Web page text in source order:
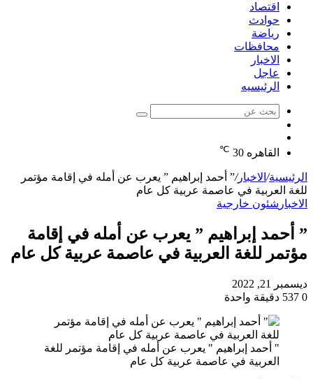
اقتصاد
حوادث
رياضة
محافظات
الاخبار
عاجل
الرئيسيه
بحث
عشوائي
القاهره 30
℃
الرئيسية/ الاخبار/” أحمد إبراهيم ” يعرب عن أمله في إقامة مؤتمر
للغة العربية في عاصمة عربية كل عام
الاخبار شئون خارجية
” أحمد إبراهيم ” يعرب عن أمله في إقامة
مؤتمر للغة العربية في عاصمة عربية كل عام
ديسمبر 21, 2022
0
دقيقة واحدة
" أحمد إبراهيم " يعرب عن أمله في إقامة مؤتمر للغة
العربية في عاصمة عربية كل عام